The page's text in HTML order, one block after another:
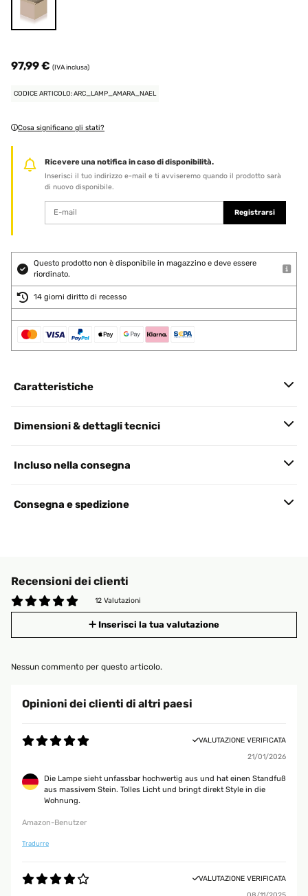
97,99 € (IVA inclusa)
CODICE ARTICOLO: ARC_LAMP_AMARA_NAEL
Cosa significano gli stati?
Ricevere una notifica in caso di disponibilità.
Inserisci il tuo indirizzo e-mail e ti avviseremo quando il prodotto sarà
di nuovo disponibile.
Registrarsi
Questo prodotto non è disponibile in magazzino e deve essere
riordinato.
14 giorni diritto di recesso
Caratteristiche
Dimensioni & dettagli tecnici
Incluso nella consegna
Consegna e spedizione
Recensioni dei clienti
12 Valutazioni
Inserisci la tua valutazione
Nessun commento per questo articolo.
Opinioni dei clienti di altri paesi
VALUTAZIONE VERIFICATA
21/01/2026
Die Lampe sieht unfassbar hochwertig aus und hat einen Standfuß
aus massivem Stein. Tolles Licht und bringt direkt Style in die
Wohnung.
Amazon-Benutzer
Tradurre
VALUTAZIONE VERIFICATA